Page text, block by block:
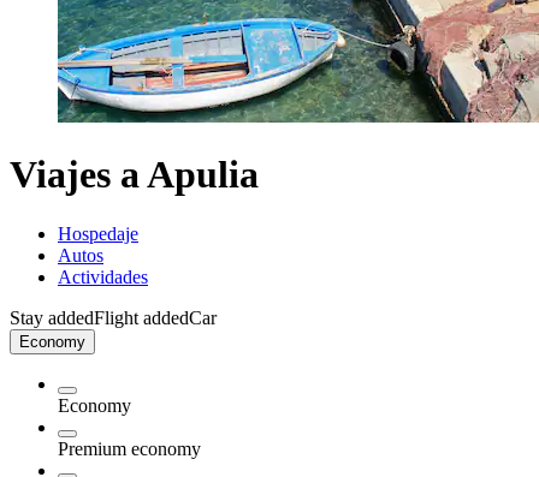
Viajes a Apulia
Hospedaje
Autos
Actividades
Stay addedFlight addedCar
Economy
Economy
Premium economy